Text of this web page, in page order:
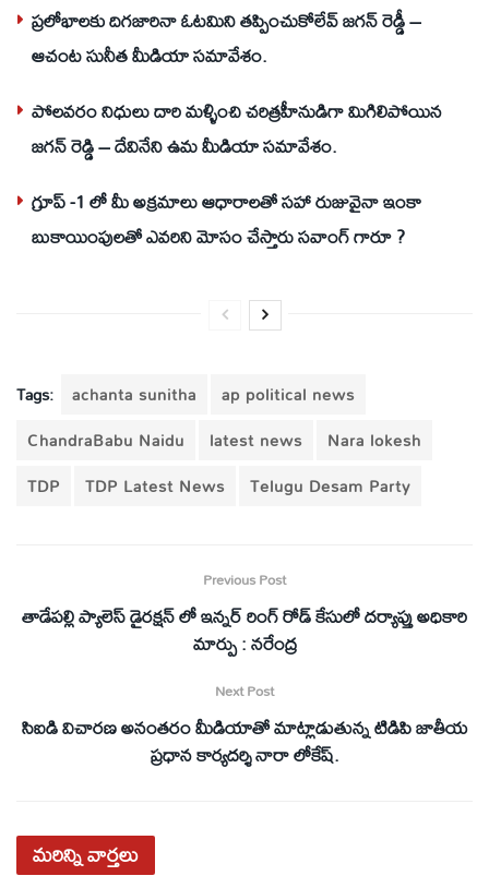
ప్రలోభాలకు దిగజారినా ఓటమిని తప్పించుకోలేవ్ జగన్ రెడ్డీ –
ఆచంట సునీత మీడియా సమావేశం.
పోలవరం నిధులు దారి మళ్ళించి చరిత్రహీనుడిగా మిగిలిపోయిన
జగన్ రెడ్డి – దేవినేని ఉమ మీడియా సమావేశం.
గ్రూప్ -1 లో మీ అక్రమాలు ఆధారాలతో సహా రుజువైనా ఇంకా
బుకాయింపులతో ఎవరిని మోసం చేస్తారు సవాంగ్ గారూ ?
Tags: achanta sunitha
ap political news
ChandraBabu Naidu
latest news
Nara lokesh
TDP
TDP Latest News Telugu Desam Party
Previous Post
తాడేపల్లి ప్యాలెస్ డైరక్షన్ లో ఇన్నర్ రింగ్ రోడ్ కేసులో దర్యాప్తు అధికారి
మార్పు : నరేంద్ర
Next Post
సిఐడి విచారణ అనంతరం మీడియాతో మాట్లాడుతున్న టిడిపి జాతీయ
ప్రధాన కార్యదర్శి నారా లోకేష్.
మరిన్నివార్తలు